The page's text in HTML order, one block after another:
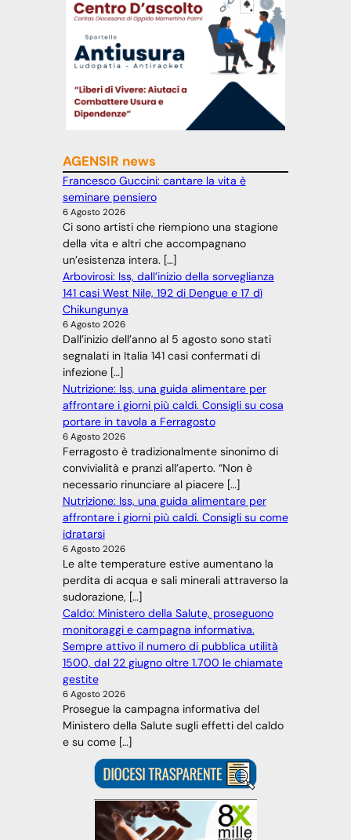
AGENSIR news
Francesco Guccini: cantare la vita è
seminare pensiero
6 Agosto 2026
Ci sono artisti che riempiono una stagione
della vita e altri che accompagnano
un’esistenza intera. […]
Arbovirosi: Iss, dall’inizio della sorveglianza
141 casi West Nile, 192 di Dengue e 17 dì
Chikungunya
6 Agosto 2026
Dall’inizio dell’anno al 5 agosto sono stati
segnalati in Italia 141 casi confermati di
infezione […]
Nutrizione: Iss, una guida alimentare per
affrontare i giorni più caldi. Consigli su cosa
portare in tavola a Ferragosto
6 Agosto 2026
Ferragosto è tradizionalmente sinonimo di
convivialità e pranzi all’aperto. “Non è
necessario rinunciare al piacere […]
Nutrizione: Iss, una guida alimentare per
affrontare i giorni più caldi. Consigli su come
idratarsi
6 Agosto 2026
Le alte temperature estive aumentano la
perdita di acqua e sali minerali attraverso la
sudorazione, […]
Caldo: Ministero della Salute, proseguono
monitoraggi e campagna informativa.
Sempre attivo il numero di pubblica utilità
1500, dal 22 giugno oltre 1.700 le chiamate
gestite
6 Agosto 2026
Prosegue la campagna informativa del
Ministero della Salute sugli effetti del caldo
e su come […]